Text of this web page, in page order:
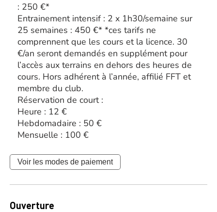
: 250 €*
Entrainement intensif : 2 x 1h30/semaine sur
25 semaines : 450 €* *ces tarifs ne
comprennent que les cours et la licence. 30
€/an seront demandés en supplément pour
l’accès aux terrains en dehors des heures de
cours. Hors adhérent à l’année, affilié FFT et
membre du club.
Réservation de court :
Heure : 12 €
Hebdomadaire : 50 €
Mensuelle : 100 €
Voir les modes de paiement
Ouverture